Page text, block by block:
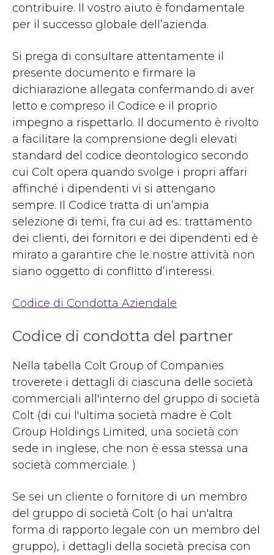
contribuire. Il vostro aiuto è fondamentale
per il successo globale dell’azienda.
Si prega di consultare attentamente il
presente documento e firmare la
dichiarazione allegata confermando di aver
letto e compreso il Codice e il proprio
impegno a rispettarlo. Il documento è rivolto
a facilitare la comprensione degli elevati
standard del codice deontologico secondo
cui Colt opera quando svolge i propri affari
affinché i dipendenti vi si attengano
sempre. Il Codice tratta di un’ampia
selezione di temi, fra cui ad es.: trattamento
dei clienti, dei fornitori e dei dipendenti ed è
mirato a garantire che le nostre attività non
siano oggetto di conflitto d’interessi.
Codice di Condotta Aziendale
Codice di condotta del partner
Nella tabella Colt Group of Companies
troverete i dettagli di ciascuna delle società
commerciali all'interno del gruppo di società
Colt (di cui l'ultima società madre è Colt
Group Holdings Limited, una società con
sede in inglese, che non è essa stessa una
società commerciale. )
Se sei un cliente o fornitore di un membro
del gruppo di società Colt (o hai un'altra
forma di rapporto legale con un membro del
gruppo), i dettagli della società precisa con